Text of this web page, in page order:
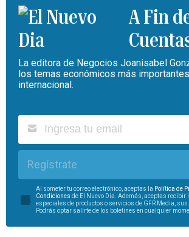
A Fin
La editora de Negocios Joanisabel
los temas económicos más
internacional.
Regístrate
Al someter tu correo electrónico, aceptas la Política de
Condiciones de El Nuevo Día. Además, aceptas recibir
especiales de productos o servicios de GFR Media, sus
Podrás optar salirte de los boletines en cualquier